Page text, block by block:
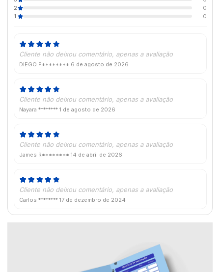
2
0
1
0
Cliente não deixou comentário, apenas a avaliação
DIEGO P******** 6 de agosto de 2026
Cliente não deixou comentário, apenas a avaliação
Nayara ******** 1 de agosto de 2026
Cliente não deixou comentário, apenas a avaliação
James R******** 14 de abril de 2026
Cliente não deixou comentário, apenas a avaliação
Carlos ******** 17 de dezembro de 2024